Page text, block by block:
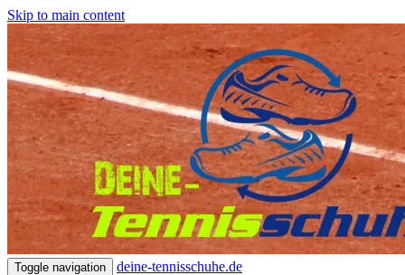
Skip to main content
Toggle navigation deine-tennisschuhe.de